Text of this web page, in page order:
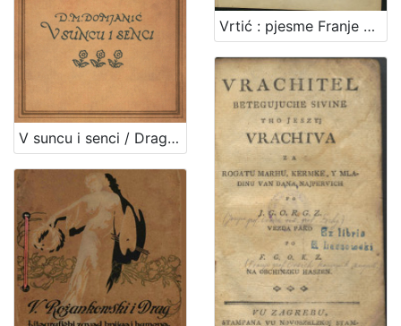
V suncu i senci / Dragutin M. Domjanić ; [zredila, nakinčila i z rukom na kamen napisala Olga Höcker]
Vrtić : pjesme Franje Krsta markeza Frankopana, kneza Tržačkoga / izdao Ivan Kostrenčić